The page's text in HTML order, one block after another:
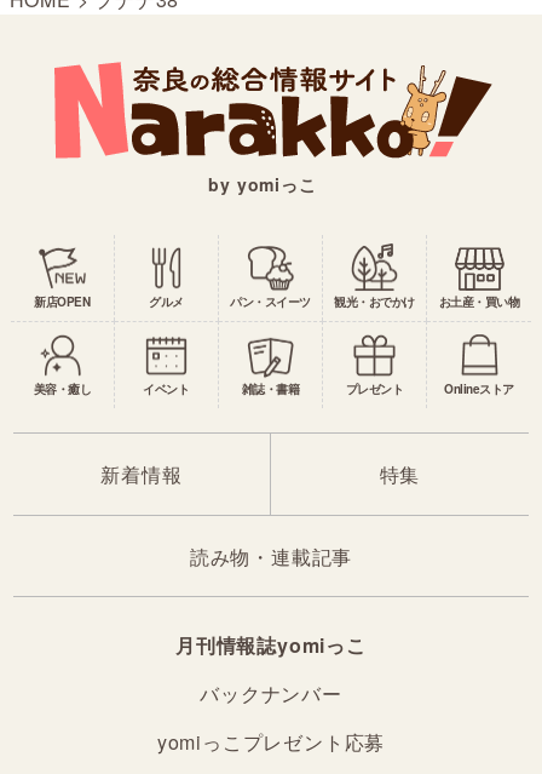
by yomiっこ
新店OPEN グルメ パン・スイーツ 観光・おでかけ お土産・買い物
美容・癒し イベント 雑誌・書籍 プレゼント Onlineストア
新着情報 特集
読み物・連載記事
月刊情報誌yomiっこ
バックナンバー
yomiっこプレゼント応募